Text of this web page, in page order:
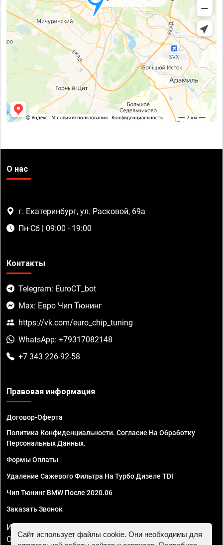
О нас
г. Екатеринбург, ул. Расковой, 69а
Пн-Сб | 09:00 - 19:00
Контакты
Telegram: EuroCT_bot
Max: Евро Чип Тюнинг
https://vk.com/euro_chip_tuning
WhatsApp: +79317082148
+7 343 226-92-58
Правовая информация
Договор-Оферта
Политика Конфиденциальности. Согласие На Обработку
Персональных Данных.
Формы Оплаты
Удаление Сажевого Фильтра На Турбо Дизеле TDI
Чип Тюнинг BMW После 2020.06
Заказать Звонок
ИП Смирнов Георгий Павлович. ИНН 781302555843,
ОГРНИП 324470400032610
Сайт использует файлы cookie. Они необходимы для